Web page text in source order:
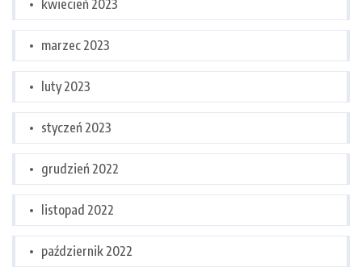
kwiecień 2023
marzec 2023
luty 2023
styczeń 2023
grudzień 2022
listopad 2022
październik 2022